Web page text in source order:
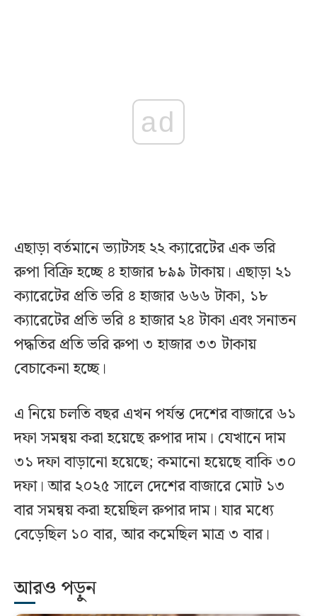
ad
এছাড়া বর্তমানে ভ্যাটসহ ২২ ক্যারেটের এক ভরি
রুপা বিক্রি হচ্ছে ৪ হাজার ৮৯৯ টাকায়। এছাড়া ২১
ক্যারেটের প্রতি ভরি ৪ হাজার ৬৬৬ টাকা, ১৮
ক্যারেটের প্রতি ভরি ৪ হাজার ২৪ টাকা এবং সনাতন
পদ্ধতির প্রতি ভরি রুপা ৩ হাজার ৩৩ টাকায়
বেচাকেনা হচ্ছে।
এ নিয়ে চলতি বছর এখন পর্যন্ত দেশের বাজারে ৬১
দফা সমন্বয় করা হয়েছে রুপার দাম। যেখানে দাম
৩১ দফা বাড়ানো হয়েছে; কমানো হয়েছে বাকি ৩০
দফা। আর ২০২৫ সালে দেশের বাজারে মোট ১৩
বার সমন্বয় করা হয়েছিল রুপার দাম। যার মধ্যে
বেড়েছিল ১০ বার, আর কমেছিল মাত্র ৩ বার।
আরও পড়ুন